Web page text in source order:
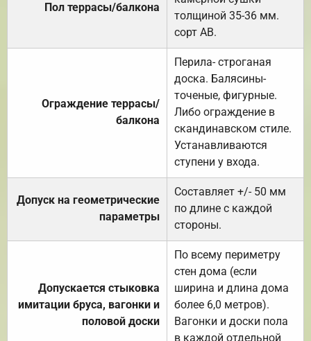
Пол террасы/балкона
толщиной 35-36 мм.
сорт АВ.
Ограждение террасы/
балкона
Перила- строганая
доска. Балясины-
точеные, фигурные.
Либо ограждение в
скандинавском стиле.
Устанавливаются
ступени у входа.
Допуск на геометрические
параметры
Составляет +/- 50 мм
по длине с каждой
стороны.
Допускается стыковка
имитации бруса, вагонки и
половой доски
По всему периметру
стен дома (если
ширина и длина дома
более 6,0 метров).
Вагонки и доски пола
в каждой отдельной